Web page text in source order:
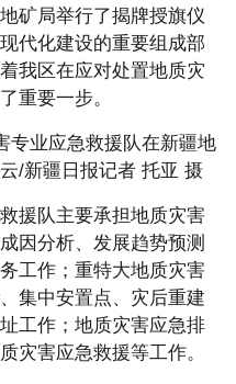
矿局举行了揭牌授旗仪
代化建设的重要组成部
我区在应对处置地质灾
重要一步。
专业应急救援队在新疆地
/新疆日报记者 托亚 摄
援队主要承担地质灾害
因分析、发展趋势预测
工作；重特大地质灾害
集中安置点、灾后重建
工作；地质灾害应急排
灾害应急救援等工作。